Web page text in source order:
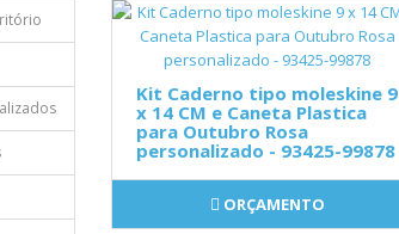
Kit Caderno tipo moleskine 9
x 14 CM e Caneta Plastica
para Outubro Rosa
personalizado - 93425-99878
ORÇAMENTO